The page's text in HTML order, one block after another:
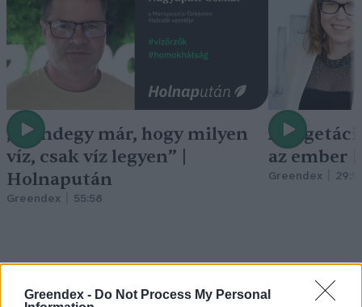
Greendex - Do Not Process My Personal
„Mindegy már, hogy milyen
víz, csak víz legyen” |
Holnapután
Greendex 55:58
A
az ember
Greendex